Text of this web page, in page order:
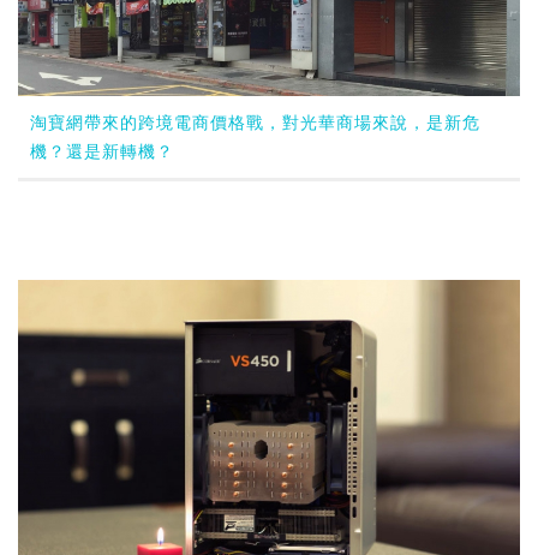
淘寶網帶來的跨境電商價格戰，對光華商場來說，是新危
機？還是新轉機？